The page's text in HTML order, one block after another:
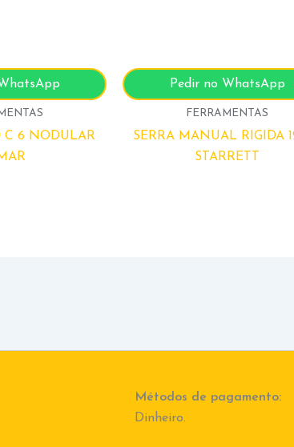
C 6 NODULAR
Pedir no WhatsApp
FERRAMENTAS
SERRA MANUAL RIGIDA
STARRETT
Métodos de pagamento:
Dinheiro.